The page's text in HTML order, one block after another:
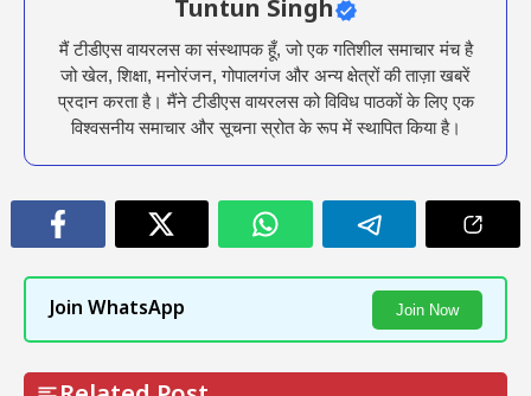
Tuntun Singh
मैं टीडीएस वायरलस का संस्थापक हूँ, जो एक गतिशील समाचार मंच है
जो खेल, शिक्षा, मनोरंजन, गोपालगंज और अन्य क्षेत्रों की ताज़ा खबरें
प्रदान करता है। मैंने टीडीएस वायरलस को विविध पाठकों के लिए एक
विश्वसनीय समाचार और सूचना स्रोत के रूप में स्थापित किया है।
Join WhatsApp Join Now